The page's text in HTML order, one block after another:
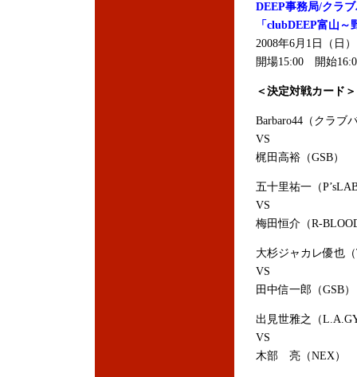
DEEP事務局/クラ
「clubDEEP富山
2008年6月1日（日
開場15:00 開始
＜決定対戦カード＞
Barbaro44（クラブ
VS
梶田高裕（GSB）
五十里祐一（
VS
梅田恒介（R-
大杉ジャカレ優也
VS
田中信一郎（GSB）
出見世雅之（
VS
木部 亮（NEX）